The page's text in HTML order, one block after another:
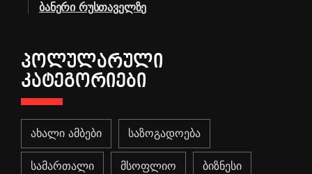
ბანერი რუსთაველზე
ᲞᲝᲚᲣᲚᲐᲠᲣᲚᲘ
ᲙᲐᲢᲔᲒᲝᲠᲘᲔᲑᲘ
ახალი ამბები საზოგადოება
სამართალი მსოფლიო ბიზნესი